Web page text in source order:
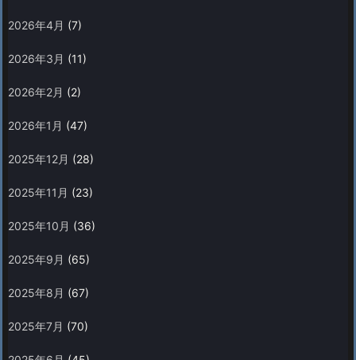
2026年4月 (7)
2026年3月 (11)
2026年2月 (2)
2026年1月 (47)
2025年12月 (28)
2025年11月 (23)
2025年10月 (36)
2025年9月 (65)
2025年8月 (67)
2025年7月 (70)